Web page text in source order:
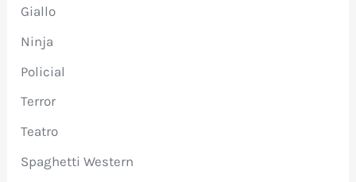
Giallo
Ninja
Policial
Terror
Teatro
Spaghetti Western